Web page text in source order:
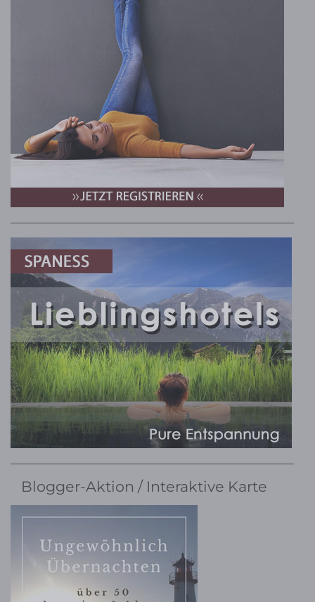
Blogger-Aktion / Interaktive Karte